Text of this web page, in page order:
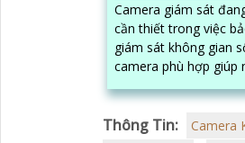
Camera giám sát
cần thiết trong việc
giám sát không gian sống.
camera phù hợp giúp
quả quan sát, tiết
dàng lắp đặt.
Thông Tin: Camera